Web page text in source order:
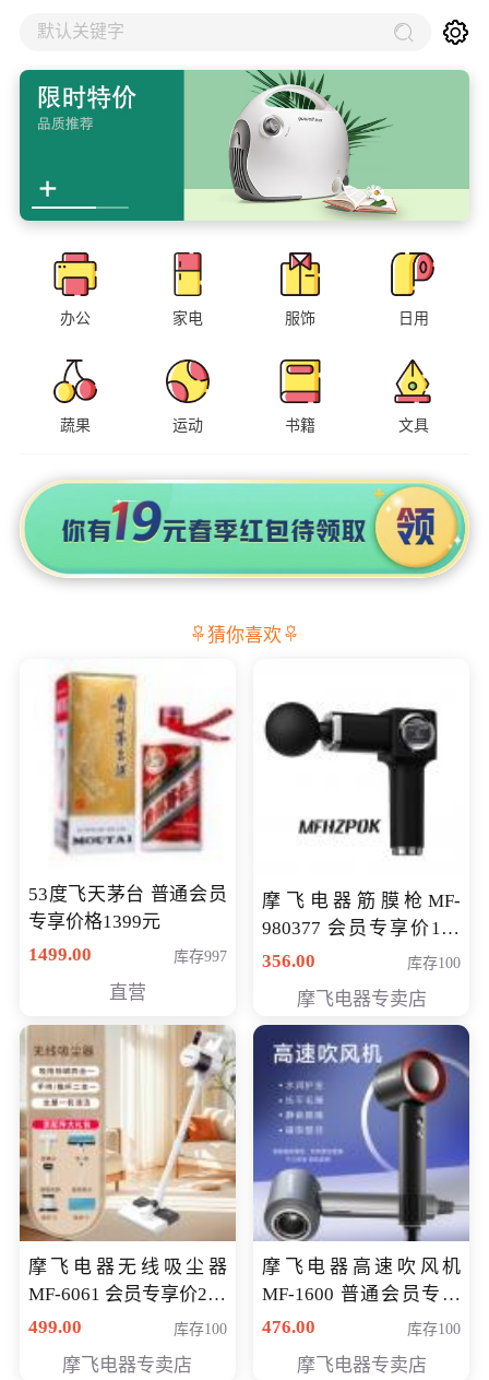
默认关键字
办公 家电 服饰 日用
蔬果 运动 书籍 文具
猜你喜欢
53度飞天茅台 普通会员
专享价格1399元
1499.00
库存997
直营
摩飞电器筋膜枪MF-
980377 会员专享价199
元
356.00 库存100
摩飞电器专卖店
摩飞电器无线吸尘器
MF-6061 会员专享价299
元
499.00 库存100
摩飞电器专卖店
摩飞电器高速吹风机
MF-1600 普通会员专享
价298元
476.00 库存100
摩飞电器专卖店